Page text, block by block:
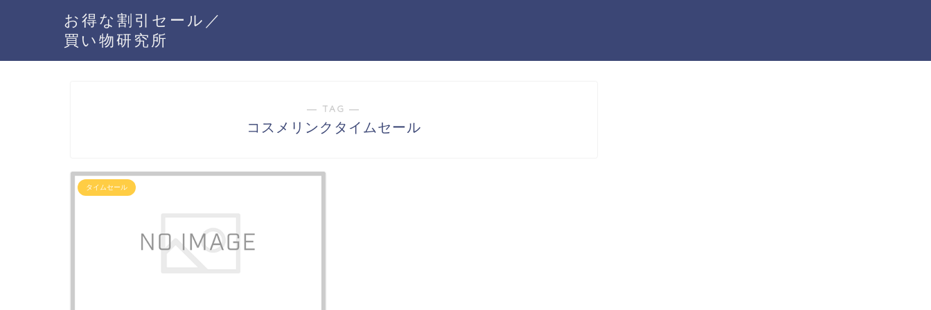
お得な割引セール／
買い物研究所
― TAG ―
コスメリンクタイムセール
タイムセール